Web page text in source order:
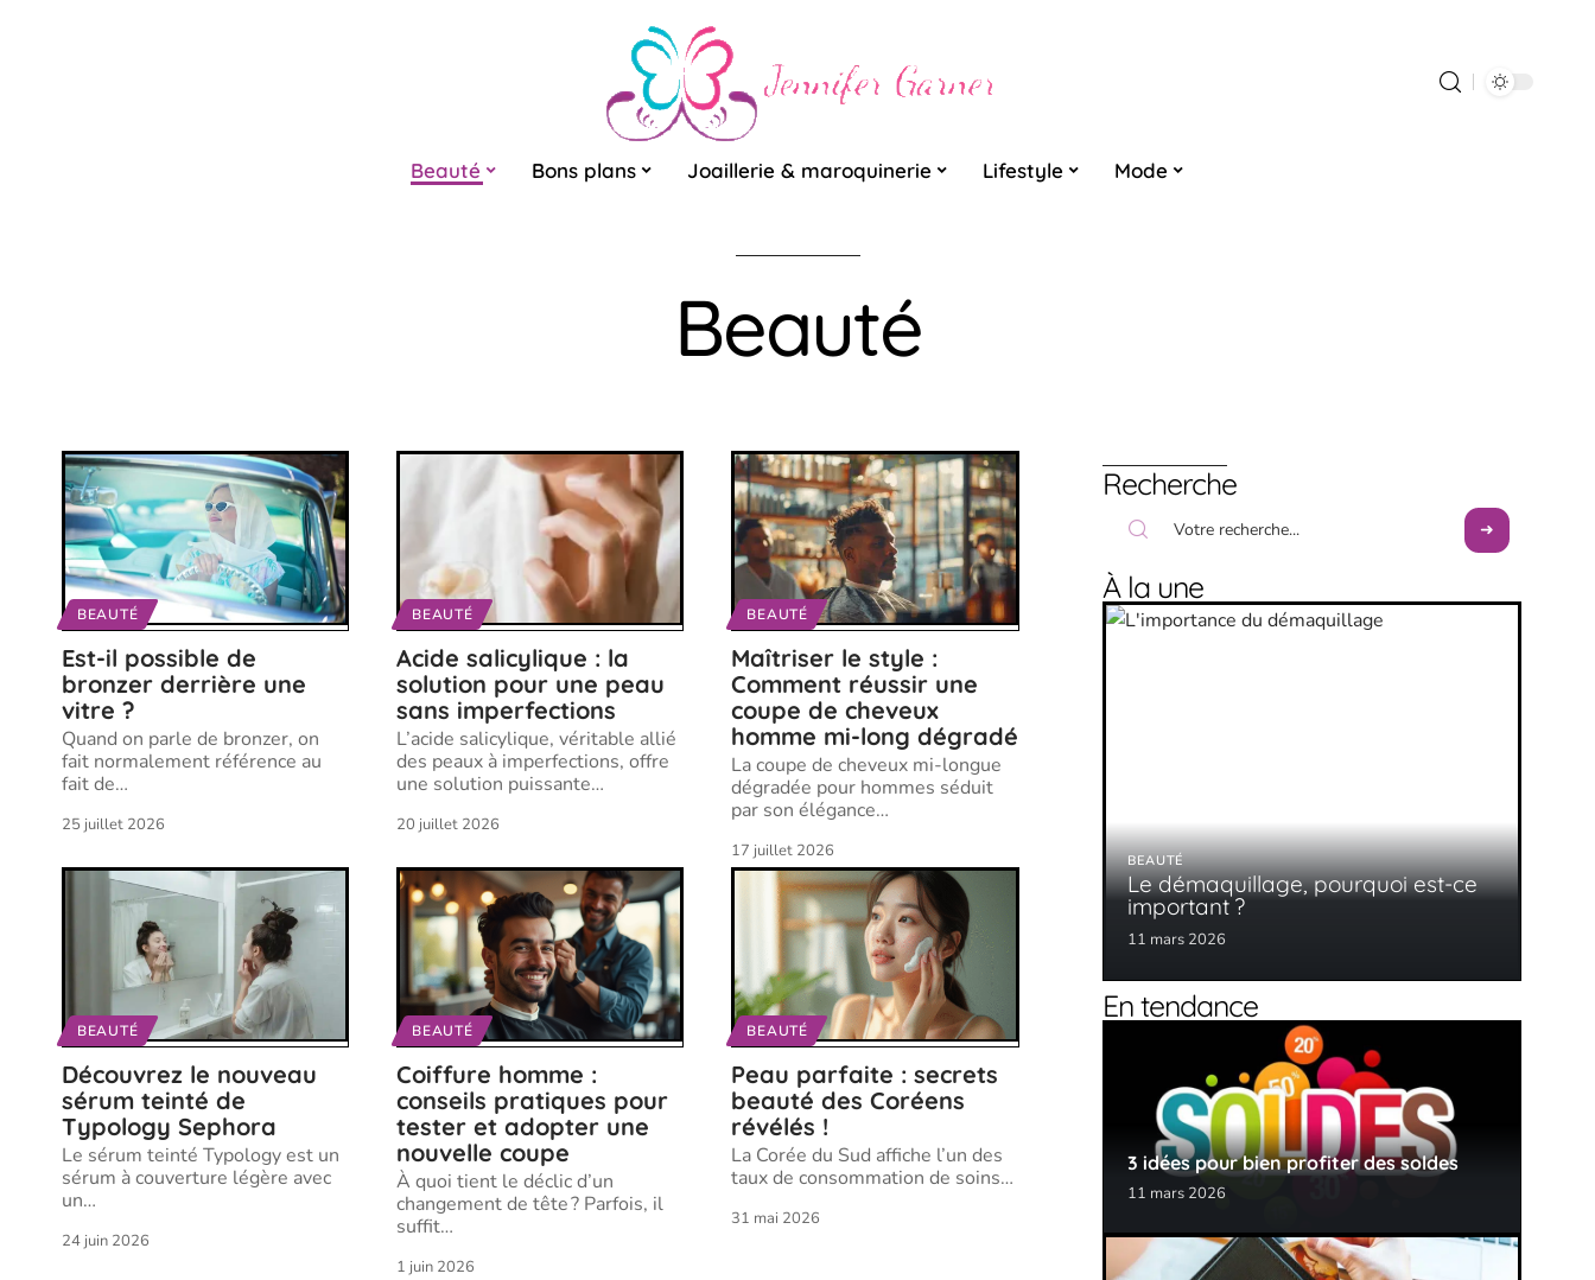
Beauté Bons plans Joaillerie & maroquinerie Lifestyle Mode
Beauté
BEAUTÉ
Est-il possible de
bronzer derrière une
vitre ?
Quand on parle de bronzer, on
fait normalement référence au
fait de…
25 juillet 2026
BEAUTÉ
Acide salicylique : la
solution pour une peau
sans imperfections
L’acide salicylique, véritable allié
des peaux à imperfections, offre
une solution puissante…
20 juillet 2026
BEAUTÉ
Maîtriser le style :
Comment réussir une
coupe de cheveux
homme mi-long dégradé
La coupe de cheveux mi-longue
dégradée pour hommes séduit
par son élégance…
17 juillet 2026
BEAUTÉ
Découvrez le nouveau
sérum teinté de
Typology Sephora
Le sérum teinté Typology est un
sérum à couverture légère avec
un…
24 juin 2026
BEAUTÉ
Coiffure homme :
conseils pratiques pour
tester et adopter une
nouvelle coupe
À quoi tient le déclic d’un
changement de tête ? Parfois, il
suffit…
1 juin 2026
BEAUTÉ
Peau parfaite : secrets
beauté des Coréens
révélés !
La Corée du Sud affiche l’un des
taux de consommation de soins…
31 mai 2026
Recherche
À la une
BEAUTÉ
Le démaquillage, pourquoi est-ce
important ?
11 mars 2026
En tendance
3 idées pour bien profiter des soldes
11 mars 2026